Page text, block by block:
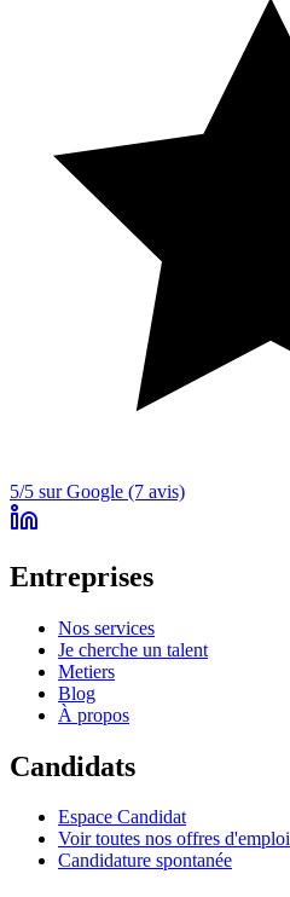
5/5 sur Google (7 avis)
Entreprises
Nos services
Je cherche un talent
Metiers
Blog
À propos
Candidats
Espace Candidat
Voir toutes nos offres d'emploi
Candidature spontanée